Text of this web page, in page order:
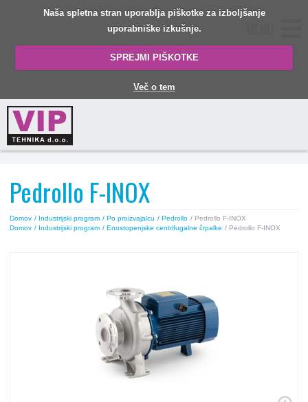
Naša spletna stran uporablja piškotke za izboljšanje
uporabniške izkušnje.
SPREJMI PIŠKOTKE
Več o tem
Pedrollo F-INOX
Domov / Industrijski program / Po proizvajalcu / Pedrollo / Pedrollo F-INOX
Domov / Industrijski program / Enostopenjske centrifugalne črpalke / Pedrollo F-INOX